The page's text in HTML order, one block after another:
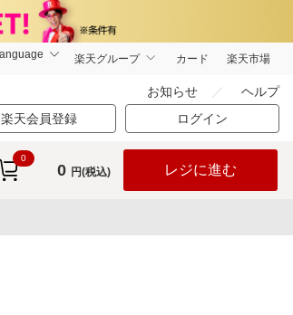
楽天グループ カード 楽天市場
お知らせ ヘルプ
楽天会員登録 ログイン
0
0 円(税込) レジに進む